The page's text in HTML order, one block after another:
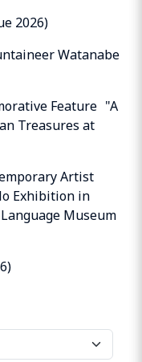
2026)
Watanabe
Feature "A
Treasures at
Artist
Exhibition in
Museum